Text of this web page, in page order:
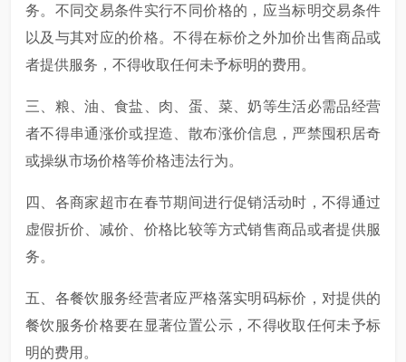
务。不同交易条件实行不同价格的，应当标明交易条件
以及与其对应的价格。不得在标价之外加价出售商品或
者提供服务，不得收取任何未予标明的费用。
三、粮、油、食盐、肉、蛋、菜、奶等生活必需品经营
者不得串通涨价或捏造、散布涨价信息，严禁囤积居奇
或操纵市场价格等价格违法行为。
四、各商家超市在春节期间进行促销活动时，不得通过
虚假折价、减价、价格比较等方式销售商品或者提供服
务。
五、各餐饮服务经营者应严格落实明码标价，对提供的
餐饮服务价格要在显著位置公示，不得收取任何未予标
明的费用。